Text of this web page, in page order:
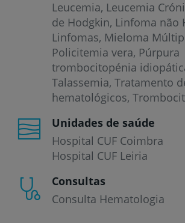
Leucemia Leucemia
de Hodgkin Linfoma não
Linfomas Mieloma
Policitemia vera Púrpura
trombocitopénia
Talassemia Tratamento
hematológicos
Unidades de saúde
Hospital CUF Coimbra
Hospital CUF Leiria
Consultas
Consulta Hematologia